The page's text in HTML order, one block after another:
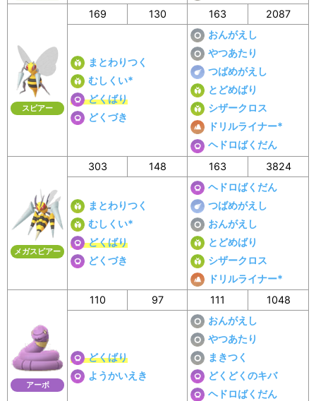
スピアー
169 130 163 2087
まとわりつく
むしくい*
どくばり
どくづき
おんがえし
やつあたり
つばめがえし
とどめばり
シザークロス
ドリルライナー*
ヘドロばくだん
メガスピアー
303 148 163 3824
まとわりつく
むしくい*
どくばり
どくづき
ヘドロばくだん
つばめがえし
おんがえし
とどめばり
シザークロス
ドリルライナー*
アーボ
110 97 111 1048
どくばり
ようかいえき
おんがえし
やつあたり
まきつく
どくどくのキバ
ヘドロばくだん